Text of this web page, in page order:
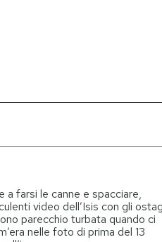
farsi le canne e spacciare,
video dell’Isis con gli
parecchio turbata quando ci
nelle foto di prima del 13